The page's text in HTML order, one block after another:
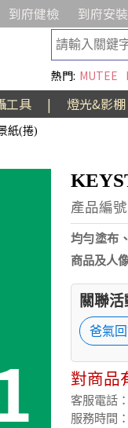
到府健檢 到府安裝
熱門: MUTEE
工具 | 燈光&影棚
紙(捲)
產品編
均勻塗布
商品及人
關聯
爸氣
對商品
客服電話
服務時間